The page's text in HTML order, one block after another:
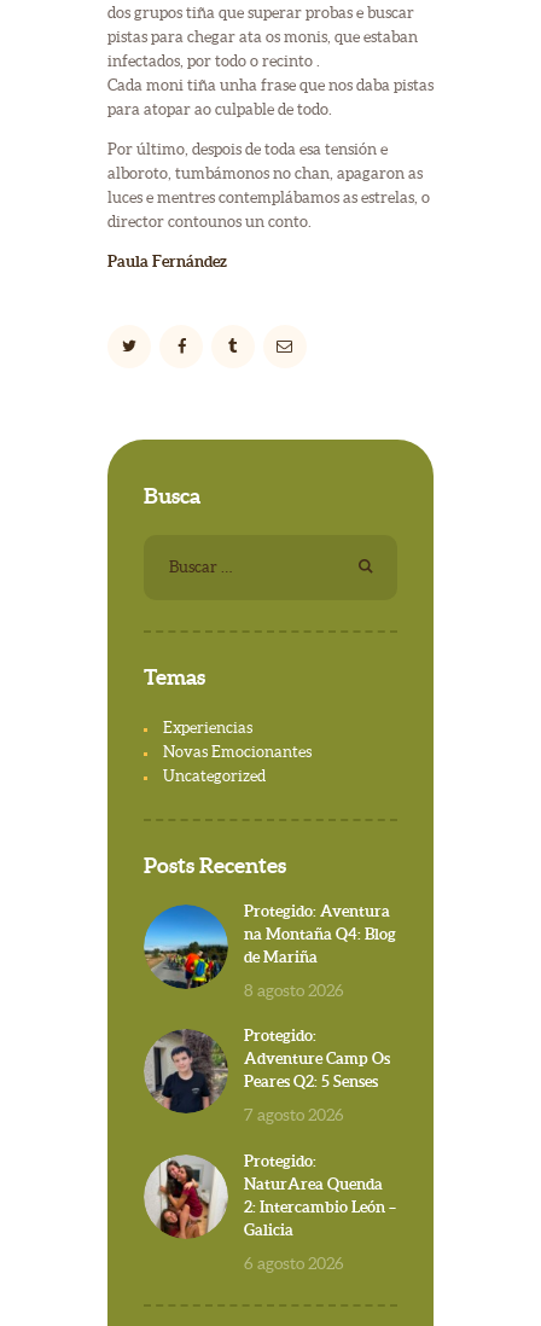
dos grupos tiña que superar probas e buscar
pistas para chegar ata os monis, que estaban
infectados, por todo o recinto .
Cada moni tiña unha frase que nos daba pistas
para atopar ao culpable de todo.
Por último, despois de toda esa tensión e
alboroto, tumbámonos no chan, apagaron as
luces e mentres contemplábamos as estrelas, o
director contounos un conto.
Paula Fernández
Busca
Temas
Experiencias
Novas Emocionantes
Uncategorized
Posts Recentes
Protegido: Aventura
na Montaña Q4: Blog
de Mariña
8 agosto 2026
Protegido:
Adventure Camp Os
Peares Q2: 5 Senses
7 agosto 2026
Protegido:
NaturArea Quenda
2: Intercambio León –
Galicia
6 agosto 2026